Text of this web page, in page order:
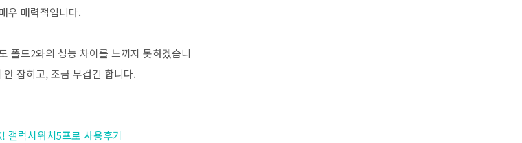
우 매력적입니다.
폴드2와의 성능 차이를 느끼지 못하겠습니
잡히고, 조금 무겁긴 합니다.
갤럭시워치5프로 사용후기